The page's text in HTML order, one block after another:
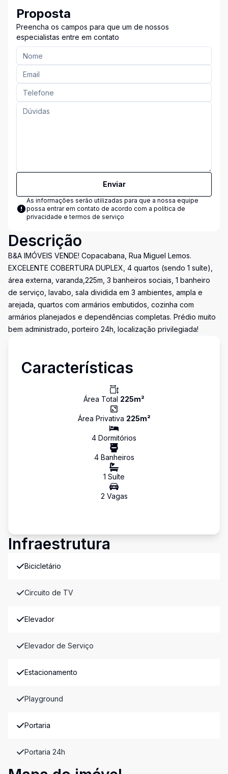
Proposta
Preencha os campos para que um de nossos
especialistas entre em contato
Enviar
As informações serão utilizadas para que a nossa equipe
possa entrar em contato de acordo com a política de
privacidade e termos de serviço
Descrição
B&A IMÓVEIS VENDE! Copacabana, Rua Miguel Lemos.
EXCELENTE COBERTURA DUPLEX, 4 quartos (sendo 1 suíte),
área externa, varanda,225m, 3 banheiros sociais, 1 banheiro
de serviço, lavabo, sala dividida em 3 ambientes, ampla e
arejada, quartos com armários embutidos, cozinha com
armários planejados e dependências completas. Prédio muito
bem administrado, porteiro 24h, localização privilegiada!
Características
Área Total 225m²
Área Privativa 225m²
4 Dormitórios
4Banheiros
1 Suíte
2 Vagas
Infraestrutura
Bicicletário
Circuito de TV
Elevador
Elevador de Serviço
Estacionamento
Playground
Portaria
Portaria 24h